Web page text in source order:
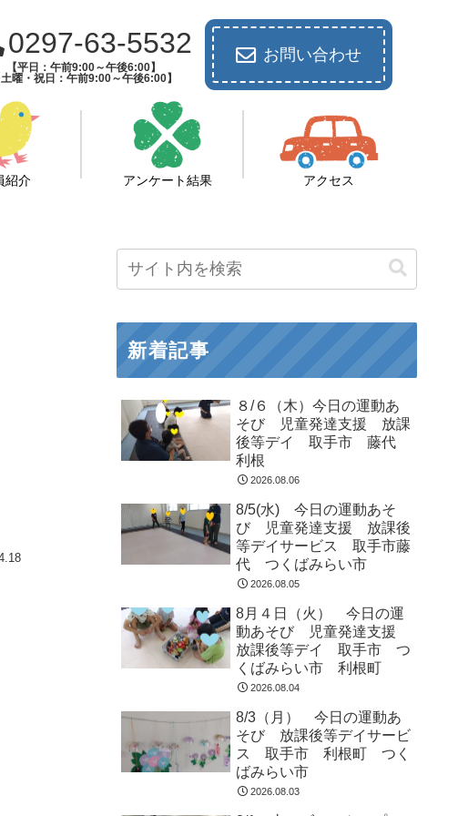
0297-63-5532
【平日：午前9:00～午後6:00】
土曜・祝日：午前9:00～午後6:00】
お問い合わせ
紹介 アンケート結果 アクセス
新着記事
８/６（木）今日の運動あ
そび 児童発達支援 放課
後等デイ 取手市 藤代
利根
2026.08.06
8/5(水) 今日の運動あそ
び 児童発達支援 放課後
等デイサービス 取手市藤
代 つくばみらい市
2026.08.05
8月４日（火） 今日の運
動あそび 児童発達支援
放課後等デイ 取手市 つ
くばみらい市 利根町
2026.08.04
8/3（月） 今日の運動あ
そび 放課後等デイサービ
ス 取手市 利根町 つく
ばみらい市
2026.08.03